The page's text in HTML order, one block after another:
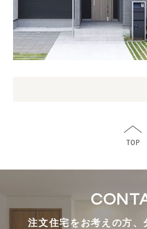
注文住宅をお考えの方、